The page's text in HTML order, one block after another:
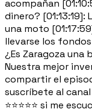
acompañan
dinero?
una moto
llevarse los
¿Es Zaragoza una
Nuestra mejor
compartir el
suscríbete al
⭐⭐⭐⭐⭐ si me